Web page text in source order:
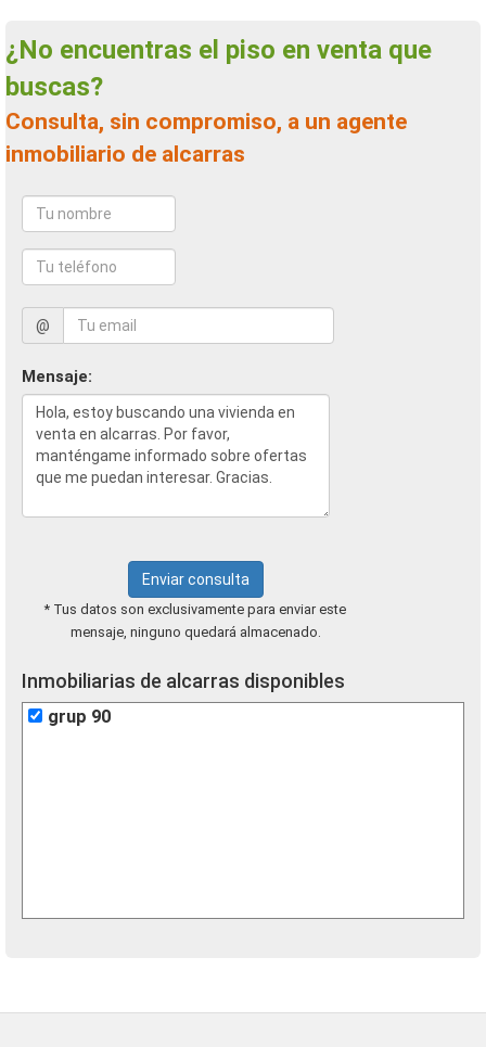
¿No encuentras el piso en venta que
buscas?
Consulta, sin compromiso, a un agente
inmobiliario de alcarras
@
Mensaje:
Enviar consulta
* Tus datos son exclusivamente para enviar este
mensaje, ninguno quedará almacenado.
Inmobiliarias de alcarras disponibles
grup 90